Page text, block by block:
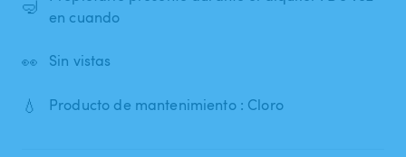
🤿
en cuando
👀 Sin vistas
💧 Producto de mantenimiento : Cloro